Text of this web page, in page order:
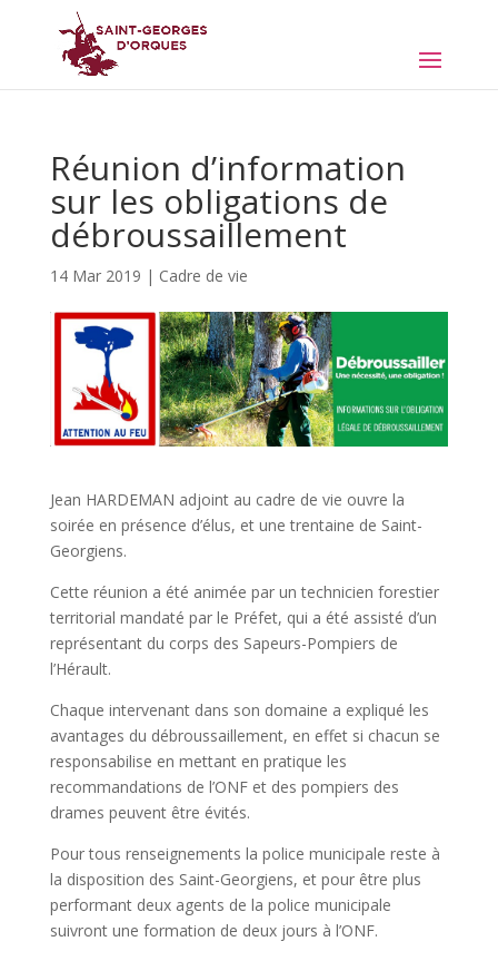
Réunion d’information
sur les obligations de
débroussaillement
14 Mar 2019 | Cadre de vie
Jean HARDEMAN adjoint au cadre de vie ouvre la
soirée en présence d’élus, et une trentaine de Saint-
Georgiens.
Cette réunion a été animée par un technicien forestier
territorial mandaté par le Préfet, qui a été assisté d’un
représentant du corps des Sapeurs-Pompiers de
l’Hérault.
Chaque intervenant dans son domaine a expliqué les
avantages du débroussaillement, en effet si chacun se
responsabilise en mettant en pratique les
recommandations de l’ONF et des pompiers des
drames peuvent être évités.
Pour tous renseignements la police municipale reste à
la disposition des Saint-Georgiens, et pour être plus
performant deux agents de la police municipale
suivront une formation de deux jours à l’ONF.